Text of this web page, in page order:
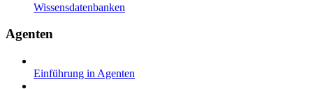
Wissensdatenbanken
Agenten
Einführung in Agenten